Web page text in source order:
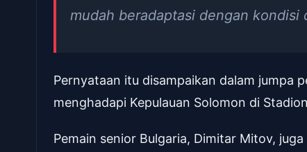
mudah beradaptasi dengan kondisi
Pernyataan itu disampaikan dalam jumpa
menghadapi Kepulauan Solomon di
Pemain senior Bulgaria, Dimitar Mitov,